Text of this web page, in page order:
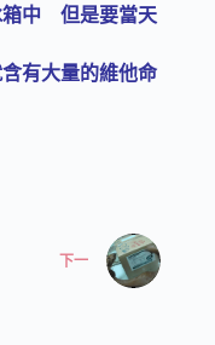
中 但是要當天
有大量的維他命
下一